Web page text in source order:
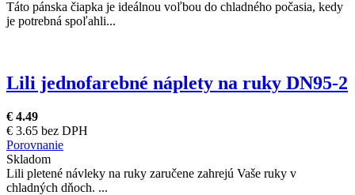
Táto pánska čiapka je ideálnou voľbou do chladného počasia, kedy
je potrebná spoľahli...
Lili jednofarebné náplety na ruky DN95-2
€ 4.49
€ 3.65 bez DPH
Porovnanie
Skladom
Lili pletené návleky na ruky zaručene zahrejú Vaše ruky v
chladných dňoch. ...